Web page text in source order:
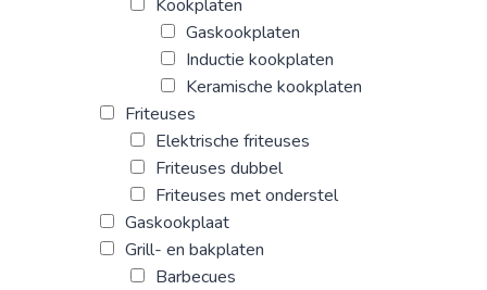
Kookplaten
Gaskookplaten
Inductie kookplaten
Keramische kookplaten
Friteuses
Elektrische friteuses
Friteuses dubbel
Friteuses met onderstel
Gaskookplaat
Grill- en bakplaten
Barbecues